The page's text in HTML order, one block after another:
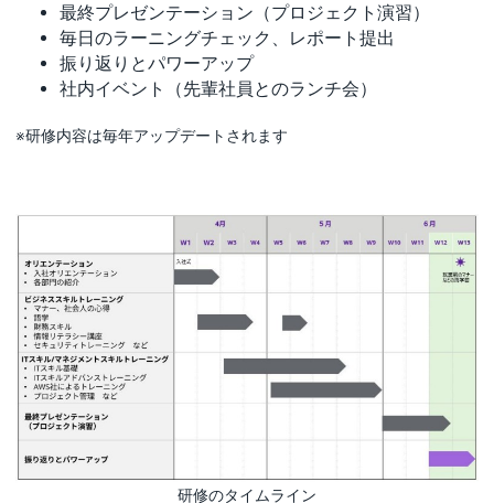
研修のタイムライン
最終プレゼンテーション（プロジェクト演習）
毎日のラーニングチェック、レポート提出
振り返りとパワーアップ
社内イベント（先輩社員とのランチ会）
※研修内容は毎年アップデートされます